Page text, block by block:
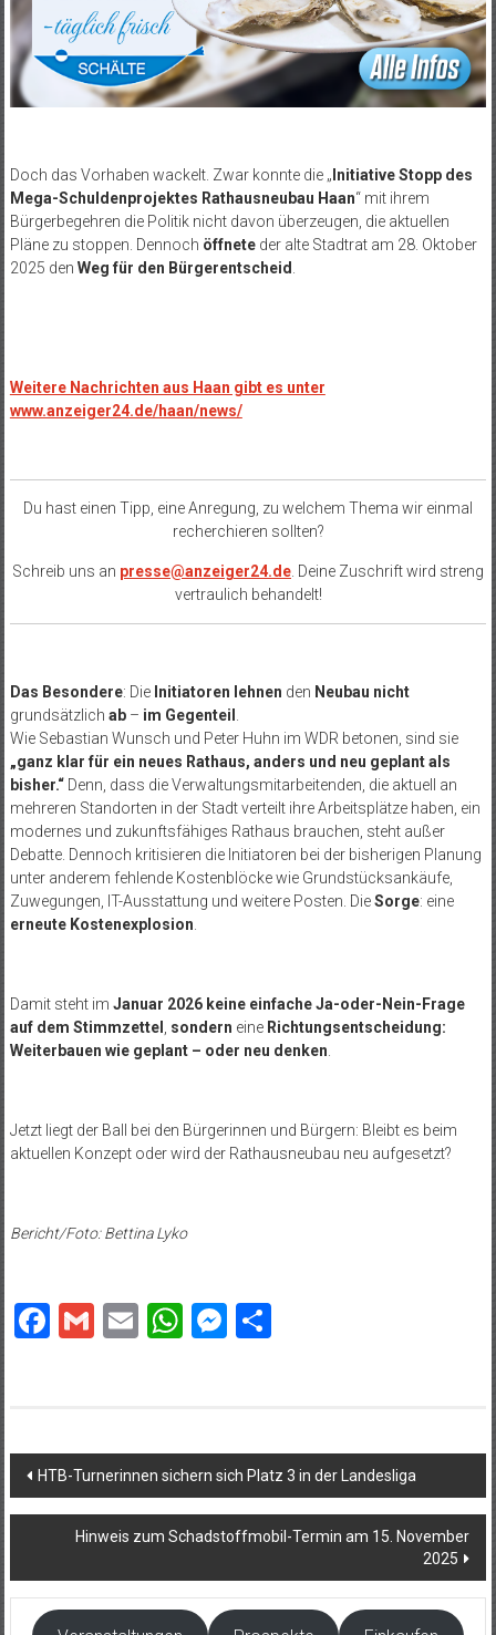
Doch das Vorhaben wackelt. Zwar konnte die „ Initiative Stopp des
Mega-Schuldenprojektes Rathausneubau Haan“ mit ihrem
Bürgerbegehren die Politik nicht davon überzeugen, die aktuellen
Pläne zu stoppen. Dennoch öffneteder alte Stadtrat am 28. Oktober
2025 den Weg für den Bürgerentscheid.
Weitere Nachrichten aus Haan gibt es unter
www.anzeiger24.de/haan/news/
Du hast einen Tipp, eine Anregung, zu welchem Thema wir einmal
recherchieren sollten?
Schreib uns an presse@anzeiger24.de. Deine Zuschrift wird streng
vertraulich behandelt!
Das Besondere: Die Initiatoren lehnen den Neubau nicht
grundsätzlich ab – im Gegenteil .
Wie Sebastian Wunsch und Peter Huhn im WDR betonen, sind sie
„ganz klar für ein neues Rathaus, anders und neu geplant als
bisher.“Denn, dass die Verwaltungsmitarbeitenden, die aktuell an
mehreren Standorten in der Stadt verteilt ihre Arbeitsplätze haben, ein
modernes und zukunftsfähiges Rathaus brauchen, steht außer
Debatte. Dennoch kritisieren die Initiatoren bei der bisherigen Planung
unter anderem fehlende Kostenblöcke wie Grundstücksankäufe,
Zuwegungen, IT-Ausstattung und weitere Posten. DieSorge: eine
erneute Kostenexplosion.
Damit steht im Januar 2026 keine einfache Ja-oder-Nein-Frage
auf dem Stimmzettel , sondern eine Richtungsentscheidung:
Weiterbauen wie geplant – oder neu denken.
Jetzt liegt der Ball bei den Bürgerinnen und Bürgern: Bleibt es beim
aktuellen Konzept oder wird der Rathausneubau neu aufgesetzt?
Bericht/Foto: Bettina Lyko
Facebook
GmailEmailWhatsApp
Messenger
Beitragsnavigation
HTB-Turnerinnen sichern sich Platz 3 in der Landesliga
Hinweis zum Schadstoffmobil-Termin am 15. November
2025